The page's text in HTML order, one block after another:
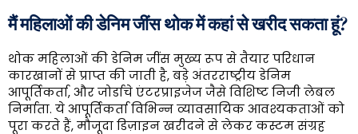
मैं महिलाओं की डेनिम जींस थोक में कहां से खरीद सकता हूं?
थोक महिलाओं की डेनिम जींस मुख्य रूप से तैयार परिधान
कारखानों से प्राप्त की जाती है, बड़े अंतरराष्ट्रीय डेनिम
आपूर्तिकर्ता, और जोर्डाचे एंटरप्राइजेज जैसे विशिष्ट निजी लेबल
निर्माता. ये आपूर्तिकर्ता विभिन्न व्यावसायिक आवश्यकताओं को
पूरा करते हैं, मौजूदा डिज़ाइन खरीदने से लेकर कस्टम संग्रह